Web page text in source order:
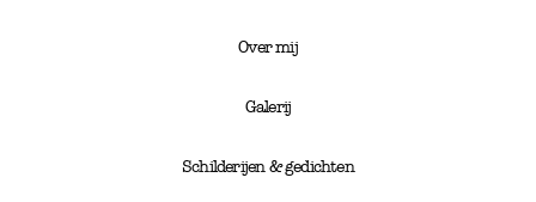
Over mij
Galerij
Schilderijen & gedichten